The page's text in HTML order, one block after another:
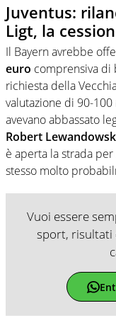
Juventus:
Ligt, la
Il Bayern avrebbe
euro comprensiva di
richiesta della
valutazione di 90-
avevano abbassato
Robert
è aperta la strada
stesso molto
Vuoi essere
sport, risultati